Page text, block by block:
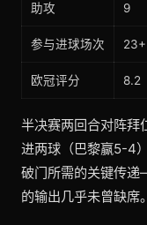
助攻 9
参与进球场次 23+
欧冠评分 8.2
半决赛两回合对阵拜
进两球（巴黎赢5-4
破门所需的关键传
的输出几乎未曾缺席。